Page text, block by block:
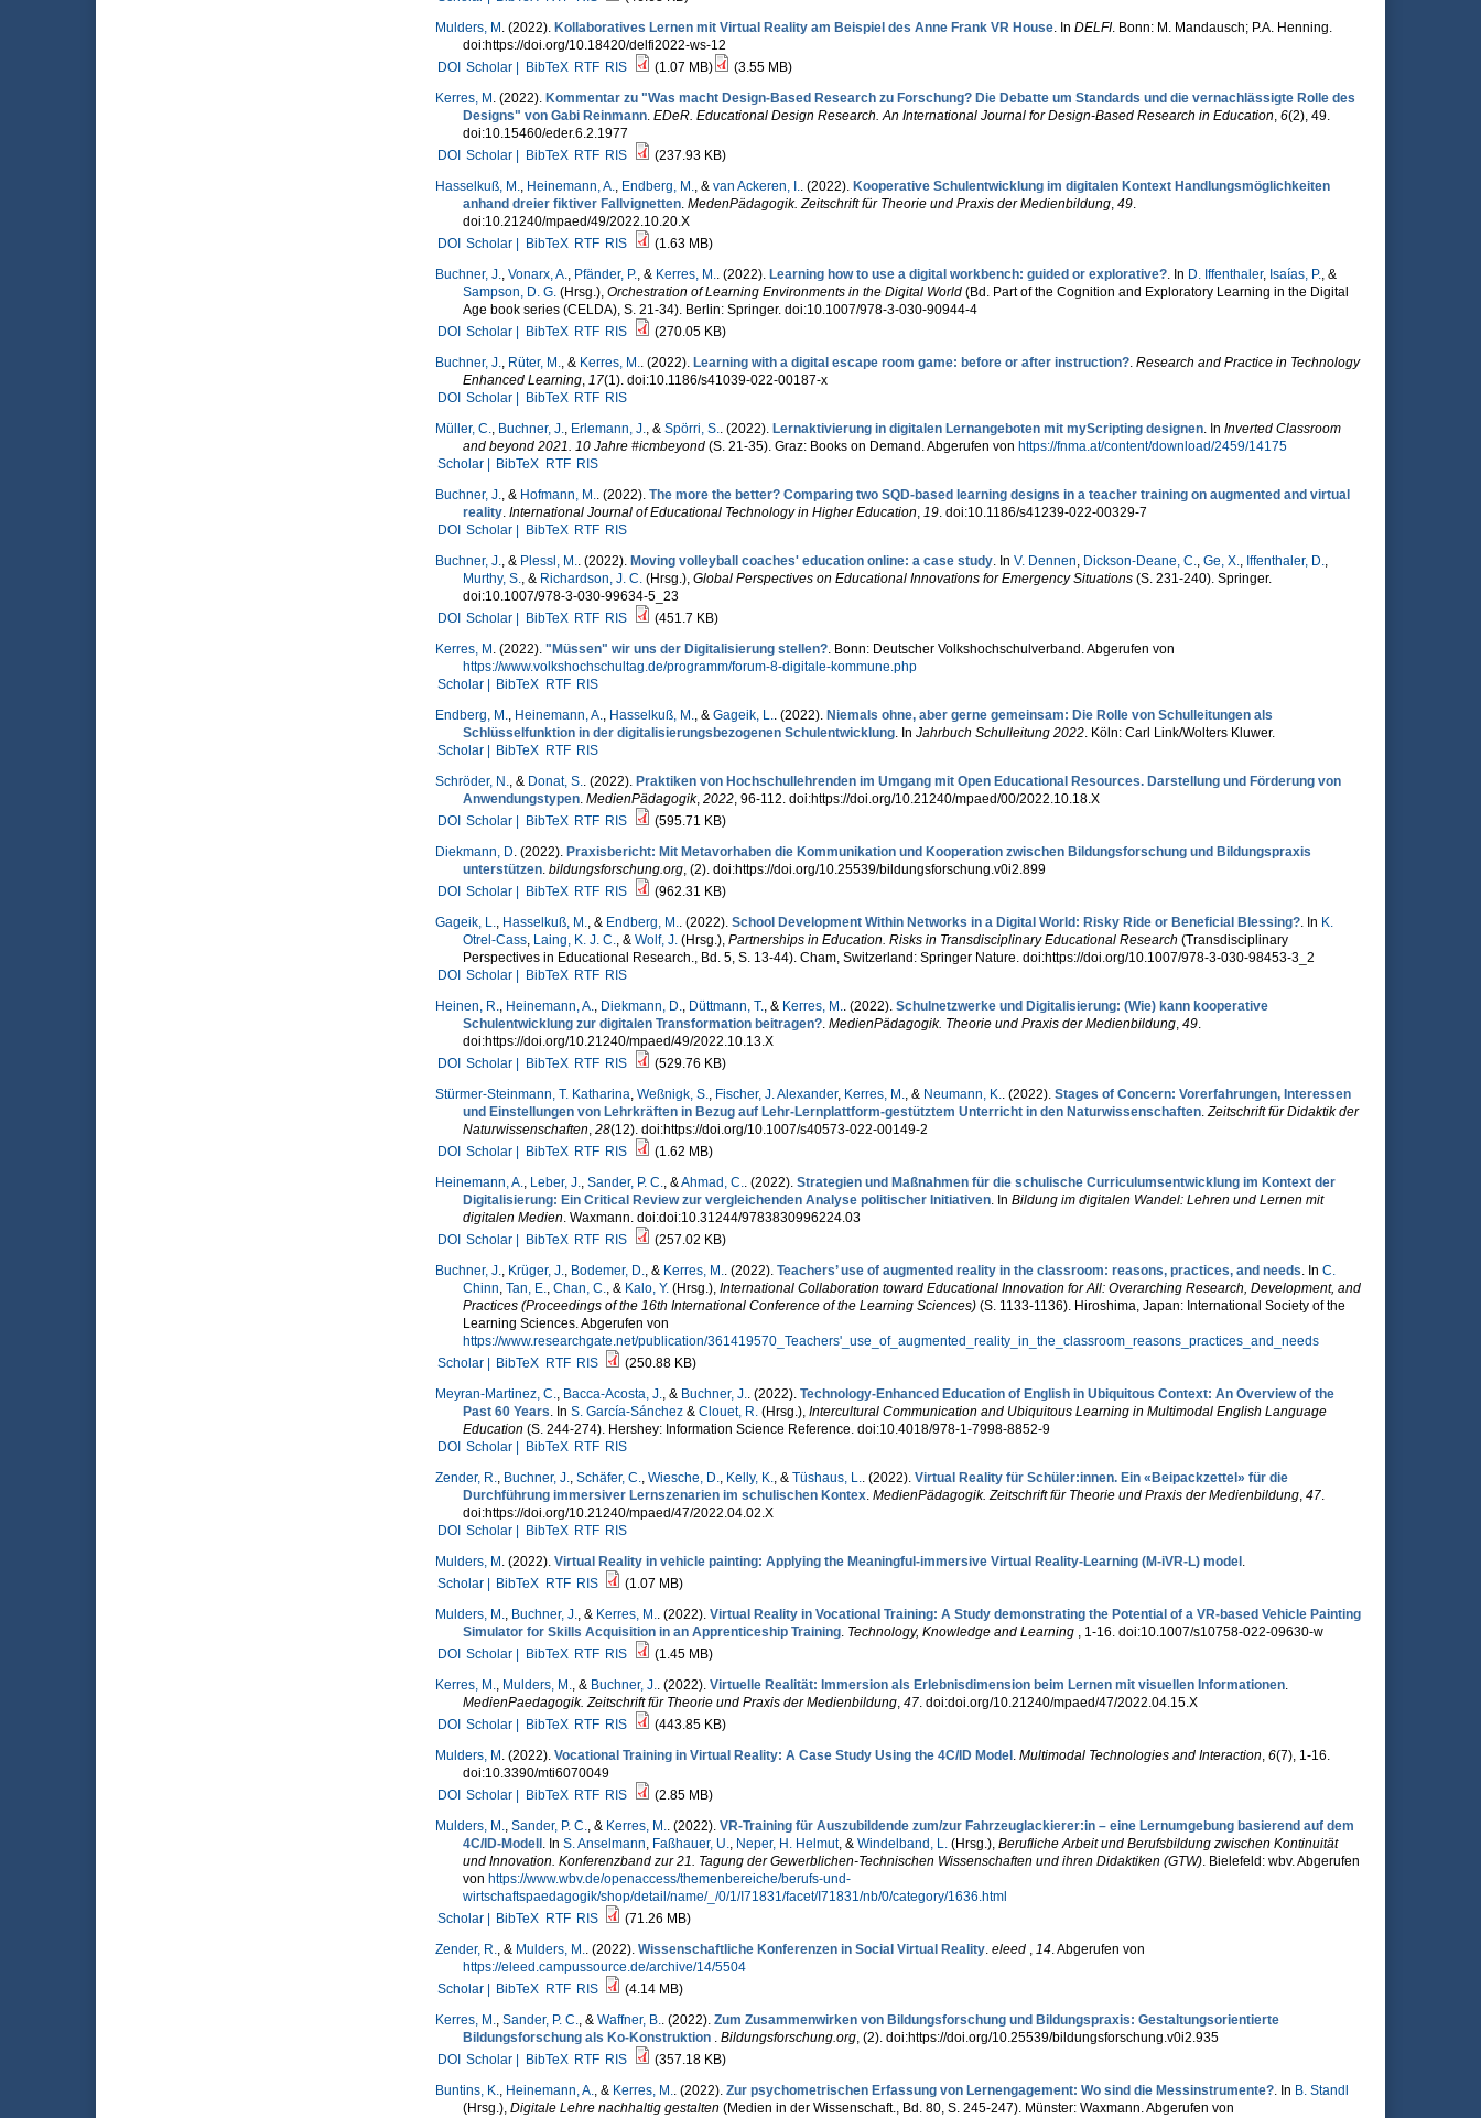
Mulders, M . (2022). Kollaboratives Lernen mit Virtual Reality am Beispiel des Anne Frank VR House. In DELFI. Bonn: M. Mandausch; P.A. Henning.
doi:https://doi.org/10.18420/delfi2022-ws-12
DOI Scholar | BibTeX RTF RIS (1.07 MB)
(3.55 MB)
Kerres, M . (2022). Kommentar zu "Was macht Design-Based Research zu Forschung? Die Debatte um Standards und die vernachlässigte Rolle des
Designs" von Gabi Reinmann. EDeR. Educational Design Research. An International Journal for Design-Based Research in Education, 6(2), 49.
doi:10.15460/eder.6.2.1977
DOI Scholar | BibTeX RTF RIS
(237.93 KB)
Hasselkuß, M., Heinemann, A., Endberg, M., & van Ackeren, I.. (2022). Kooperative Schulentwicklung im digitalen Kontext Handlungsmöglichkeiten
anhand dreier fiktiver Fallvignetten. MedenPädagogik. Zeitschrift für Theorie und Praxis der Medienbildung, 49.
doi:10.21240/mpaed/49/2022.10.20.X
DOI Scholar | BibTeX RTF RIS
(1.63 MB)
Buchner, J., Vonarx, A., Pfänder, P., & Kerres, M.. (2022). Learning how to use a digital workbench: guided or explorative?. In D. Iffenthaler, Isaías, P., &
Sampson, D. G.(Hrsg.), Orchestration of Learning Environments in the Digital World(Bd. Part of the Cognition and Exploratory Learning in the Digital
Age book series (CELDA), S. 21-34). Berlin: Springer. doi:10.1007/978-3-030-90944-4
DOI Scholar | BibTeX RTF RIS
(270.05 KB)
Buchner, J., Rüter, M., & Kerres, M.. (2022). Learning with a digital escape room game: before or after instruction?. Research and Practice in Technology
Enhanced Learning, 17(1). doi:10.1186/s41039-022-00187-x
DOI Scholar | BibTeX RTF RIS
Müller, C., Buchner, J., Erlemann, J., & Spörri, S.. (2022). Lernaktivierung in digitalen Lernangeboten mit myScripting designen. In Inverted Classroom
and beyond 2021. 10 Jahre #icmbeyond(S. 21-35). Graz: Books on Demand. Abgerufen von https://fnma.at/content/download/2459/14175
Scholar |
BibTeX RTF RIS
Buchner, J., & Hofmann, M.. (2022). The more the better? Comparing two SQD-based learning designs in a teacher training on augmented and virtual
reality. International Journal of Educational Technology in Higher Education, 19. doi:10.1186/s41239-022-00329-7
DOI Scholar | BibTeX RTF RIS
Buchner, J., & Plessl, M.. (2022). Moving volleyball coaches' education online: a case study. In V. Dennen, Dickson-Deane, C., Ge, X., Iffenthaler, D.,
Murthy, S., & Richardson, J. C.(Hrsg.), Global Perspectives on Educational Innovations for Emergency Situations(S. 231-240). Springer.
doi:10.1007/978-3-030-99634-5_23
DOI Scholar | BibTeX RTF RIS
(451.7 KB)
Kerres, M . (2022). "Müssen" wir uns der Digitalisierung stellen?. Bonn: Deutscher Volkshochschulverband. Abgerufen von
https://www.volkshochschultag.de/programm/forum-8-digitale-kommune.php
Scholar |
BibTeX RTF RIS
Endberg, M., Heinemann, A., Hasselkuß, M., & Gageik, L.. (2022). Niemals ohne, aber gerne gemeinsam: Die Rolle von Schulleitungen als
Schlüsselfunktion in der digitalisierungsbezogenen Schulentwicklung. In Jahrbuch Schulleitung 2022. Köln: Carl Link/Wolters Kluwer.
Scholar |
BibTeX RTF RIS
Schröder, N., & Donat, S.. (2022). Praktiken von Hochschullehrenden im Umgang mit Open Educational Resources. Darstellung und Förderung von
Anwendungstypen. MedienPädagogik, 2022, 96-112. doi:https://doi.org/10.21240/mpaed/00/2022.10.18.X
DOI Scholar | BibTeX RTF RIS
(595.71 KB)
Diekmann, D. (2022). Praxisbericht: Mit Metavorhaben die Kommunikation und Kooperation zwischen Bildungsforschung und Bildungspraxis
unterstützen. bildungsforschung.org, (2). doi:https://doi.org/10.25539/bildungsforschung.v0i2.899
DOI Scholar | BibTeX RTF RIS
(962.31 KB)
Gageik, L., Hasselkuß, M., & Endberg, M.. (2022). School Development Within Networks in a Digital World: Risky Ride or Beneficial Blessing?. In K.
Otrel-Cass, Laing, K. J. C., & Wolf, J.(Hrsg.), Partnerships in Education. Risks in Transdisciplinary Educational Research (Transdisciplinary
Perspectives in Educational Research., Bd. 5, S. 13-44). Cham, Switzerland: Springer Nature. doi:https://doi.org/10.1007/978-3-030-98453-3_2
DOI Scholar | BibTeX RTF RIS
Heinen, R., Heinemann, A., Diekmann, D., Düttmann, T., & Kerres, M.. (2022). Schulnetzwerke und Digitalisierung: (Wie) kann kooperative
Schulentwicklung zur digitalen Transformation beitragen?. MedienPädagogik. Theorie und Praxis der Medienbildung, 49.
doi:https://doi.org/10.21240/mpaed/49/2022.10.13.X
DOI Scholar | BibTeX RTF RIS
(529.76 KB)
Stürmer-Steinmann, T. Katharina, Weßnigk, S., Fischer, J. Alexander, Kerres, M., & Neumann, K.. (2022). Stages of Concern: Vorerfahrungen, Interessen
und Einstellungen von Lehrkräften in Bezug auf Lehr-Lernplattform-gestütztem Unterricht in den Naturwissenschaften.Zeitschrift für Didaktik der
Naturwissenschaften, 28(12). doi:https://doi.org/10.1007/s40573-022-00149-2
DOI Scholar | BibTeX RTF RIS
(1.62 MB)
Heinemann, A., Leber, J., Sander, P. C., &Ahmad, C.. (2022). Strategien und Maßnahmen für die schulische Curriculumsentwicklung im Kontext der
Digitalisierung: Ein Critical Review zur vergleichenden Analyse politischer Initiativen. In Bildung im digitalen Wandel: Lehren und Lernen mit
digitalen Medien. Waxmann. doi:doi:10.31244/9783830996224.03
DOI Scholar | BibTeX RTF RIS
(257.02 KB)
Buchner, J., Krüger, J., Bodemer, D., & Kerres, M.. (2022). Teachers’ use of augmented reality in the classroom: reasons, practices, and needs. In C.
Chinn, Tan, E., Chan, C., & Kalo, Y.(Hrsg.), International Collaboration toward Educational Innovation for All: Overarching Research, Development, and
Practices (Proceedings of the 16th International Conference of the Learning Sciences)(S. 1133-1136). Hiroshima, Japan: International Society of the
Learning Sciences. Abgerufen von
https://www.researchgate.net/publication/361419570_Teachers'_use_of_augmented_reality_in_the_classroom_reasons_practices_and_needs
Scholar |
BibTeX RTF RIS
(250.88 KB)
Meyran-Martinez, C., Bacca-Acosta, J., & Buchner, J.. (2022). Technology-Enhanced Education of English in Ubiquitous Context: An Overview of the
Past 60 Years. In S. García-Sánchez& Clouet, R.(Hrsg.), Intercultural Communication and Ubiquitous Learning in Multimodal English Language
Education (S. 244-274). Hershey: Information Science Reference. doi:10.4018/978-1-7998-8852-9
DOI Scholar | BibTeX RTF RIS
Zender, R., Buchner, J., Schäfer, C., Wiesche, D., Kelly, K., & Tüshaus, L.. (2022). Virtual Reality für Schüler:innen. Ein «Beipackzettel» für die
Durchführung immersiver Lernszenarien im schulischen Kontex. MedienPädagogik. Zeitschrift für Theorie und Praxis der Medienbildung, 47.
doi:https://doi.org/10.21240/mpaed/47/2022.04.02.X
DOI Scholar | BibTeX RTF RIS
Mulders, M . (2022). Virtual Reality in vehicle painting: Applying the Meaningful-immersive Virtual Reality-Learning (M-iVR-L) model .
Scholar |
BibTeX RTF RIS
(1.07 MB)
Mulders, M., Buchner, J., & Kerres, M.. (2022). Virtual Reality in Vocational Training: A Study demonstrating the Potential of a VR-based Vehicle Painting
Simulator for Skills Acquisition in an Apprenticeship Training. Technology, Knowledge and Learning , 1-16. doi:10.1007/s10758-022-09630-w
DOI Scholar | BibTeX RTF RIS
(1.45 MB)
Kerres, M., Mulders, M., & Buchner, J.. (2022). Virtuelle Realität: Immersion als Erlebnisdimension beim Lernen mit visuellen Informationen.
MedienPaedagogik. Zeitschrift für Theorie und Praxis der Medienbildung, 47. doi:doi.org/10.21240/mpaed/47/2022.04.15.X
DOI Scholar | BibTeX RTF RIS
(443.85 KB)
Mulders, M . (2022). Vocational Training in Virtual Reality: A Case Study Using the 4C/ID Model . Multimodal Technologies and Interaction, 6(7), 1-16.
doi:10.3390/mti6070049
DOI Scholar | BibTeX RTF RIS
(2.85 MB)
Mulders, M., Sander, P. C., & Kerres, M.. (2022). VR-Training für Auszubildende zum/zur Fahrzeuglackierer:in – eine Lernumgebung basierend auf dem
4C/ID-Modell . In S. Anselmann, Faßhauer, U., Neper, H. Helmut, & Windelband, L.(Hrsg.), Berufliche Arbeit und Berufsbildung zwischen Kontinuität
und Innovation. Konferenzband zur 21. Tagung der Gewerblichen-Technischen Wissenschaften und ihren Didaktiken (GTW). Bielefeld: wbv. Abgerufen
von https://www.wbv.de/openaccess/themenbereiche/berufs-und-
wirtschaftspaedagogik/shop/detail/name/_/0/1/I71831/facet/I71831/nb/0/category/1636.html
Scholar |
BibTeX RTF RIS
(71.26 MB)
Zender, R., & Mulders, M.. (2022). Wissenschaftliche Konferenzen in Social Virtual Reality. eleed , 14. Abgerufen von
https://eleed.campussource.de/archive/14/5504
Scholar |
BibTeX RTF RIS
(4.14 MB)
Kerres, M., Sander, P. C., & Waffner, B.. (2022). Zum Zusammenwirken von Bildungsforschung und Bildungspraxis: Gestaltungsorientierte
Bildungsforschung als Ko-Konstruktion . Bildungsforschung.org, (2). doi:https://doi.org/10.25539/bildungsforschung.v0i2.935
DOI Scholar | BibTeX RTF RIS
(357.18 KB)
Buntins, K., Heinemann, A., & Kerres, M.. (2022). Zur psychometrischen Erfassung von Lernengagement: Wo sind die Messinstrumente?. In B. Standl
(Hrsg.), Digitale Lehre nachhaltig gestalten (Medien in der Wissenschaft., Bd. 80, S. 245-247). Münster: Waxmann. Abgerufen von